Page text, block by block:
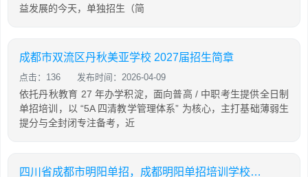
益发展的今天，单独招生（简
成都市双流区丹秋美亚学校 2027届招生简章
点击：136 发布时间：2026-04-09
依托丹秋教育 27 年办学积淀，面向普高 / 中职考生提供全日制
单招培训，以 “5A 四清教学管理体系” 为核心，主打基础薄弱生
提分与全封闭专注备考，近
四川省成都市明阳单招，成都明阳单招培训学校怎么样